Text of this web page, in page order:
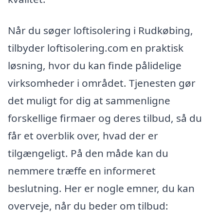
Når du søger loftisolering i Rudkøbing,
tilbyder loftisolering.com en praktisk
løsning, hvor du kan finde pålidelige
virksomheder i området. Tjenesten gør
det muligt for dig at sammenligne
forskellige firmaer og deres tilbud, så du
får et overblik over, hvad der er
tilgængeligt. På den måde kan du
nemmere træffe en informeret
beslutning. Her er nogle emner, du kan
overveje, når du beder om tilbud: